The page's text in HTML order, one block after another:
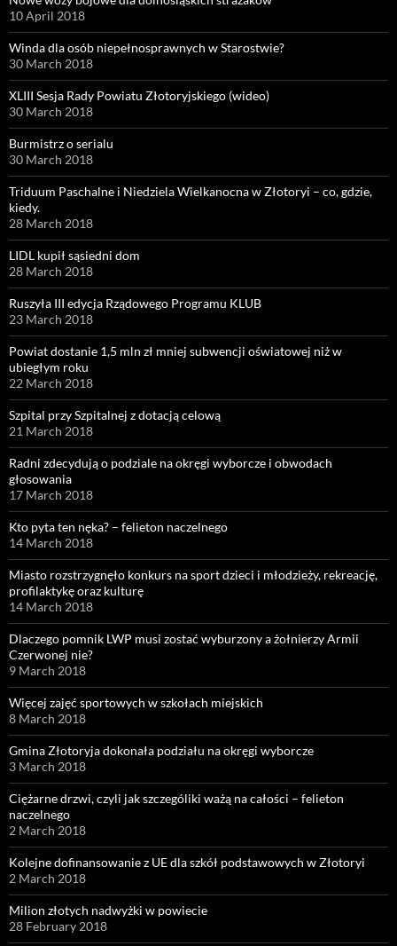
10 April 2018
Winda dla osób niepełnosprawnych w Starostwie?
30 March 2018
XLIII Sesja Rady Powiatu Złotoryjskiego (wideo)
30 March 2018
Burmistrz o serialu
30 March 2018
Triduum Paschalne i Niedziela Wielkanocna w Złotoryi – co, gdzie,
kiedy.
28 March 2018
LIDL kupił sąsiedni dom
28 March 2018
Ruszyła III edycja Rządowego Programu KLUB
23 March 2018
Powiat dostanie 1,5 mln zł mniej subwencji oświatowej niż w
ubiegłym roku
22 March 2018
Szpital przy Szpitalnej z dotacją celową
21 March 2018
Radni zdecydują o podziale na okręgi wyborcze i obwodach
głosowania
17 March 2018
Kto pyta ten nęka? – felieton naczelnego
14 March 2018
Miasto rozstrzygnęło konkurs na sport dzieci i młodzieży, rekreację,
profilaktykę oraz kulturę
14 March 2018
Dlaczego pomnik LWP musi zostać wyburzony a żołnierzy Armii
Czerwonej nie?
9 March 2018
Więcej zajęć sportowych w szkołach miejskich
8 March 2018
Gmina Złotoryja dokonała podziału na okręgi wyborcze
3 March 2018
Ciężarne drzwi, czyli jak szczególiki ważą na całości – felieton
naczelnego
2 March 2018
Kolejne dofinansowanie z UE dla szkół podstawowych w Złotoryi
2 March 2018
Milion złotych nadwyżki w powiecie
28 February 2018